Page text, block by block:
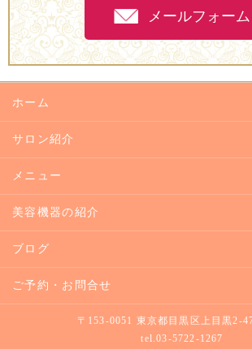
メールフォーム
ホーム
サロン紹介
メニュー
美容機器の紹介
ブログ
ご予約・お問合せ
〒153-0051 東京都目黒区上目黒2-
tel.03-5722-1267